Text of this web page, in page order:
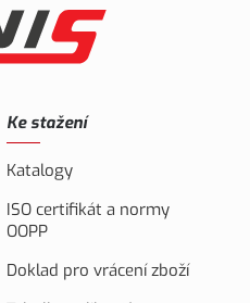
Ke stažení
Katalogy
ISO certifikát a normy
OOPP
Doklad pro vrácení zboží